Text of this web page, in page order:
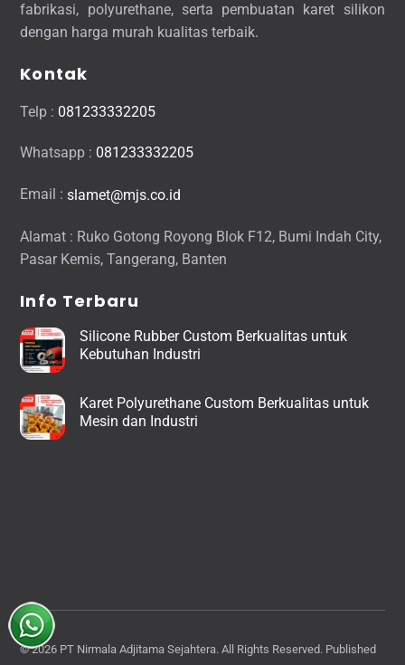
fabrikasi, polyurethane, serta pembuatan karet silikon
dengan harga murah kualitas terbaik.
Kontak
Telp : 081233332205
Whatsapp : 081233332205
Email :slamet@mjs.co.id
Alamat : Ruko Gotong Royong Blok F12, Bumi Indah City,
Pasar Kemis, Tangerang, Banten
Info Terbaru
Silicone Rubber Custom Berkualitas untuk
Kebutuhan Industri
Karet Polyurethane Custom Berkualitas untuk
Mesin dan Industri
© 2026 PT Nirmala Adjitama Sejahtera. All Rights Reserved. Published